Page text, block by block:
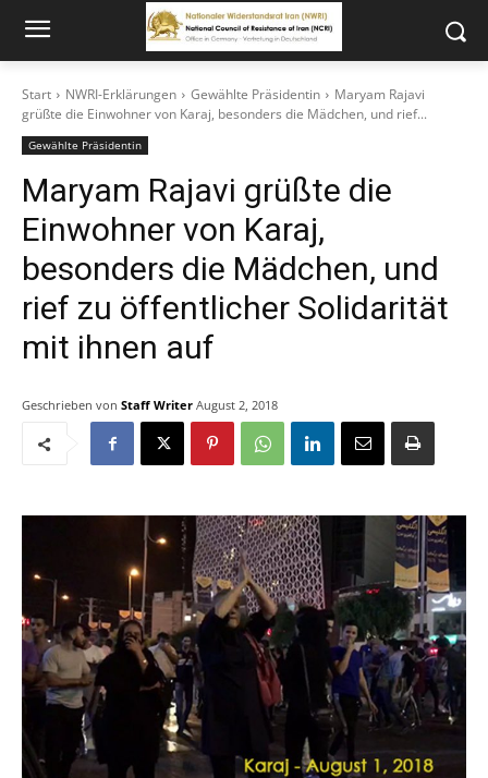
Start NWRI-Erklärungen Gewählte Präsidentin
Maryam Rajavi
grüßte die Einwohner von Karaj, besonders die Mädchen, und rief...
Gewählte Präsidentin
Maryam Rajavi grüßte die
Einwohner von Karaj,
besonders die Mädchen, und
rief zu öffentlicher Solidarität
mit ihnen auf
Geschrieben von Staff Writer August 2, 2018